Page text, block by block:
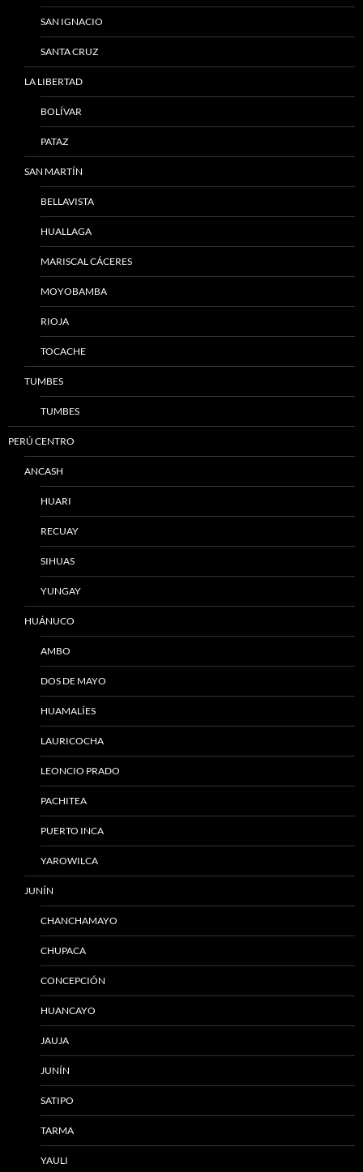
SAN IGNACIO
SANTA CRUZ
LA LIBERTAD
BOLÍVAR
PATAZ
SAN MARTÍN
BELLAVISTA
HUALLAGA
MARISCAL CÁCERES
MOYOBAMBA
RIOJA
TOCACHE
TUMBES
TUMBES
PERÚ CENTRO
ANCASH
HUARI
RECUAY
SIHUAS
YUNGAY
HUÁNUCO
AMBO
DOS DE MAYO
HUAMALÍES
LAURICOCHA
LEONCIO PRADO
PACHITEA
PUERTO INCA
YAROWILCA
JUNÍN
CHANCHAMAYO
CHUPACA
CONCEPCIÓN
HUANCAYO
JAUJA
JUNÍN
SATIPO
TARMA
YAULI